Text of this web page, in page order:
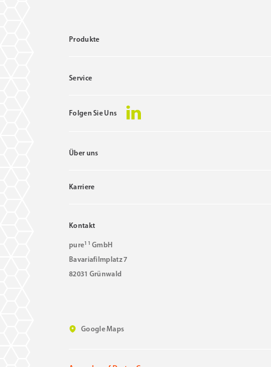
Produkte
Service
Folgen Sie Uns
Über uns
Karriere
Kontakt
pure11 GmbH
Bavariafilmplatz 7
82031 Grünwald
Google Maps